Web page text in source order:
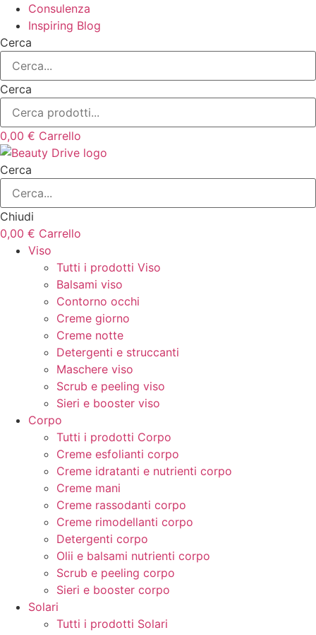
Consulenza
Inspiring Blog
Cerca
Cerca
0,00 € Carrello
Cerca
Chiudi
0,00 € Carrello
Viso
Tutti i prodotti Viso
Balsami viso
Contorno occhi
Creme giorno
Creme notte
Detergenti e struccanti
Maschere viso
Scrub e peeling viso
Sieri e booster viso
Corpo
Tutti i prodotti Corpo
Creme esfolianti corpo
Creme idratanti e nutrienti corpo
Creme mani
Creme rassodanti corpo
Creme rimodellanti corpo
Detergenti corpo
Olii e balsami nutrienti corpo
Scrub e peeling corpo
Sieri e booster corpo
Solari
Tutti i prodotti Solari